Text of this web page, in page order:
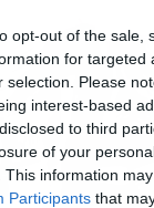
opt-out of the sale,
for targeted
selection. Please
interest-based
to third
of your
This information
Participants that